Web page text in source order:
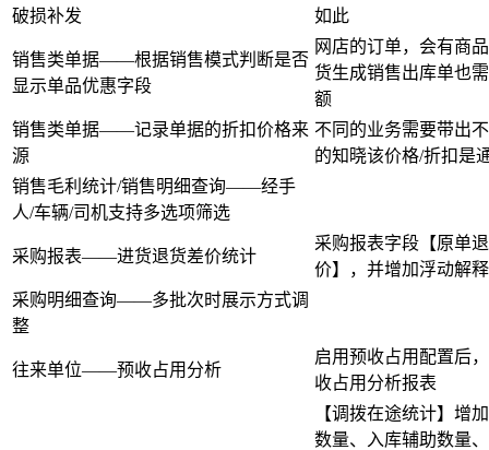
破损补发
如此
销售类单据——根据销售模式判断是否
显示单品优惠字段
网店的订单，会有商
货生成销售出库单也
额
销售类单据——记录单据的折扣价格来
源
不同的业务需要带出
的知晓该价格/折扣是
销售毛利统计/销售明细查询——经手
人/车辆/司机支持多选项筛选
采购报表——进货退货差价统计
采购报表字段【原单
价】，并增加浮动解释
采购明细查询——多批次时展示方式调
整
往来单位——预收占用分析
启用预收占用配置后
收占用分析报表
【调拨在途统计】增
数量、入库辅助数量